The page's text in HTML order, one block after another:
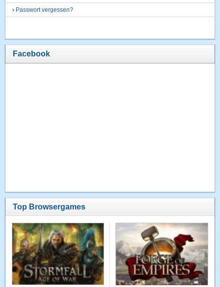
› Passwort vergessen?
Facebook
Top Browsergames